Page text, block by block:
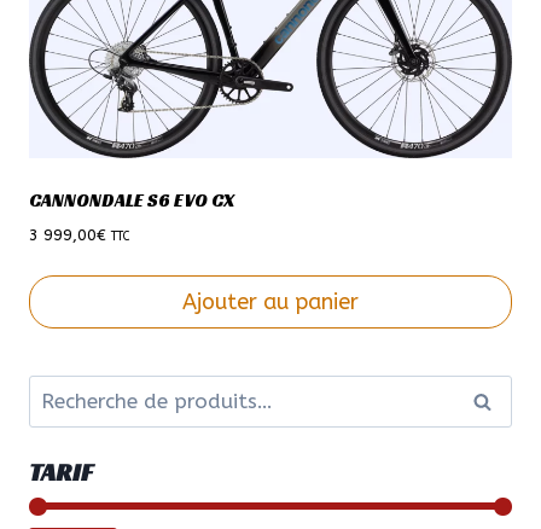
CANNONDALE S6 EVO CX
3 999,00€ TTC
Ajouter au panier
produit
plusieurs
Les
options
Recherche
TARIF